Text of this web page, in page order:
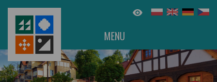
MENU